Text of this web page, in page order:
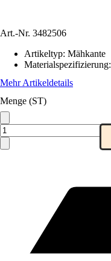
Art.-Nr. 3482506
Artikeltyp: Mähkante
Materialspezifizierung:
Mehr Artikeldetails
Menge (ST)